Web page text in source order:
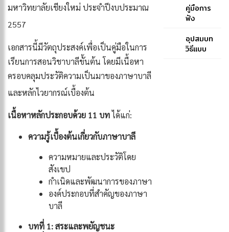
มหาวิทยาลัยเชียงใหม่ ประจำปีงบประมาณ
2557
เอกสารนี้มีวัตถุประสงค์เพื่อเป็นคู่มือในการ
เรียนการสอนวิชาบาลีขั้นต้น โดยมีเนื้อหา
ครอบคลุมประวัติความเป็นมาของภาษาบาลี
และหลักไวยากรณ์เบื้องต้น
เนื้อหาหลักประกอบด้วย 11 บทได้แก่:
ความรู้เบื้องต้นเกี่ยวกับภาษาบาลี
ความหมายและประวัติโดย
สังเขป
กำเนิดและพัฒนาการของภาษา
องค์ประกอบที่สำคัญของภาษา
บาลี
บทที่ 1: สระและพยัญชนะ
สังฆราช
(ปุสฺส
สมเด็จ
พระ
พระ
สังฆราช
สังฆ
ปริณายก
คู่มือการ
ฟัง
มนต์
ฉบับภูมิพ
อุปสมบท
วิธีแบบ